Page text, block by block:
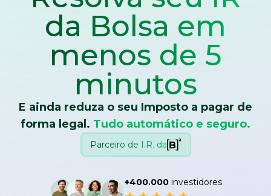
da Bolsa em
menos de 5
minutos
E ainda reduza o seu Imposto a pagar de
forma legal. Tudo automático e seguro.
Parceiro de I.R. da
+400.000investidores